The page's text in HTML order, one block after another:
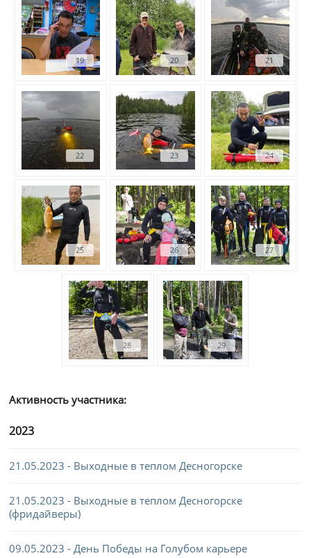
19 20 21
22 23 24
25 26 27
28 29
Активность участника:
2023
21.05.2023 - Выходные в теплом Десногорске
21.05.2023 - Выходные в теплом Десногорске
(фридайверы)
09.05.2023 - День Победы на Голубом карьере